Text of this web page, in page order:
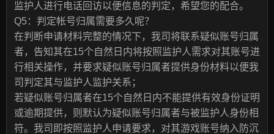
监护人进行电话回访以便信息的判定，希望您的配合。
Q5：判定帐号归属需要多久呢？
在判断申请材料完整的情况下，我司将联系疑似账号归属
者，告知其在15个自然日内将按照监护人需求对其账号进
行相关操作，并要求疑似账号归属者提供身份材料以便我
司判定其与监护人监护关系；
若疑似账号归属者在15个自然日内不能提供有效身份证明
或逾期提供，则默认为疑似账号归属者与被监护人身份相
符。我司即按照监护人申请要求，对其游戏账号纳入防沉